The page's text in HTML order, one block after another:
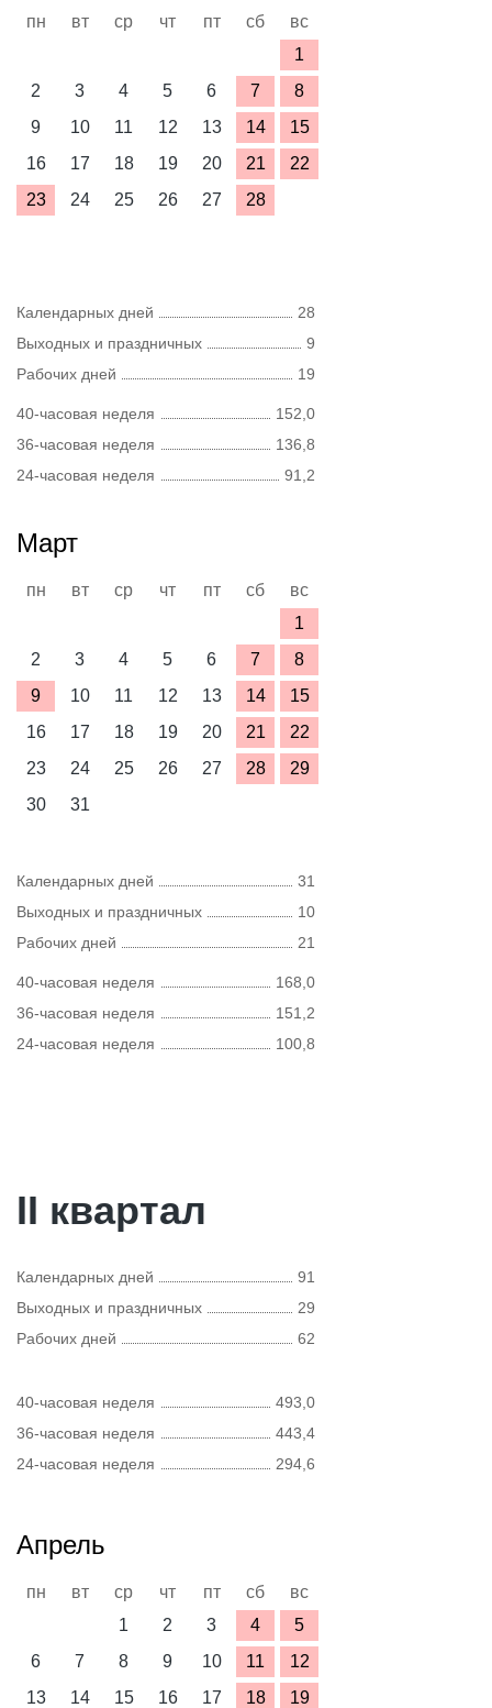
пн вт ср чт пт сб
вс
1
2
3 4 5 6 7
8
9
10 11 12 13 14
15
16
17 18 19 20 21
22
23
24 25 26 27 28
Календарных дней
28
Выходных и праздничных
9
Рабочих дней
19
40-часовая неделя
152,0
36-часовая неделя
136,8
24-часовая неделя
91,2
Март
пн вт ср чт пт сб
вс
1
2
3 4 5 6 7
8
9
10 11 12 13 14
15
16
17 18 19 20 21
22
23
24 25 26 27 28
29
30
31
Календарных дней
31
Выходных и праздничных
10
Рабочих дней
21
40-часовая неделя
168,0
36-часовая неделя
151,2
24-часовая неделя
100,8
II квартал
Календарных дней
91
Выходных и праздничных
29
Рабочих дней
62
40-часовая неделя
493,0
36-часовая неделя
443,4
24-часовая неделя
294,6
Апрель
пн вт ср чт пт сб
вс
1
2 3 4
5
6
7 8 9 10 11
12
13
14 15 16 17 18
19